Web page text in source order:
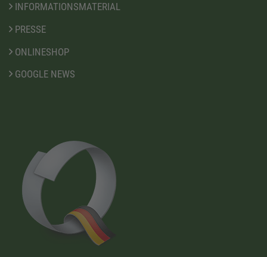
INFORMATIONSMATERIAL
PRESSE
ONLINESHOP
GOOGLE NEWS